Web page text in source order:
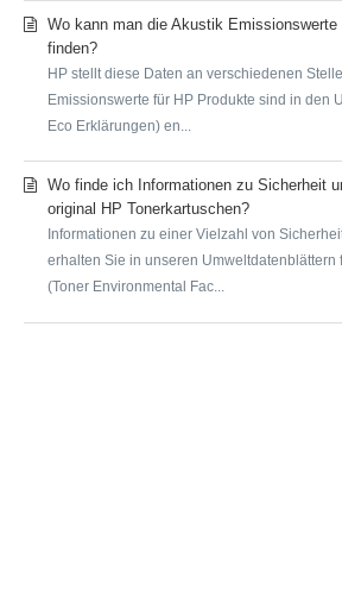
Wo kann man die Akustik Emissionswerte
finden?
HP stellt diese Daten an verschiedenen
Emissionswerte für HP Produkte sind in den
Eco Erklärungen) en...
Wo finde ich Informationen zu Sicherheit
original HP Tonerkartuschen?
Informationen zu einer Vielzahl von
erhalten Sie in unseren Umweltdatenblättern
(Toner Environmental Fac...